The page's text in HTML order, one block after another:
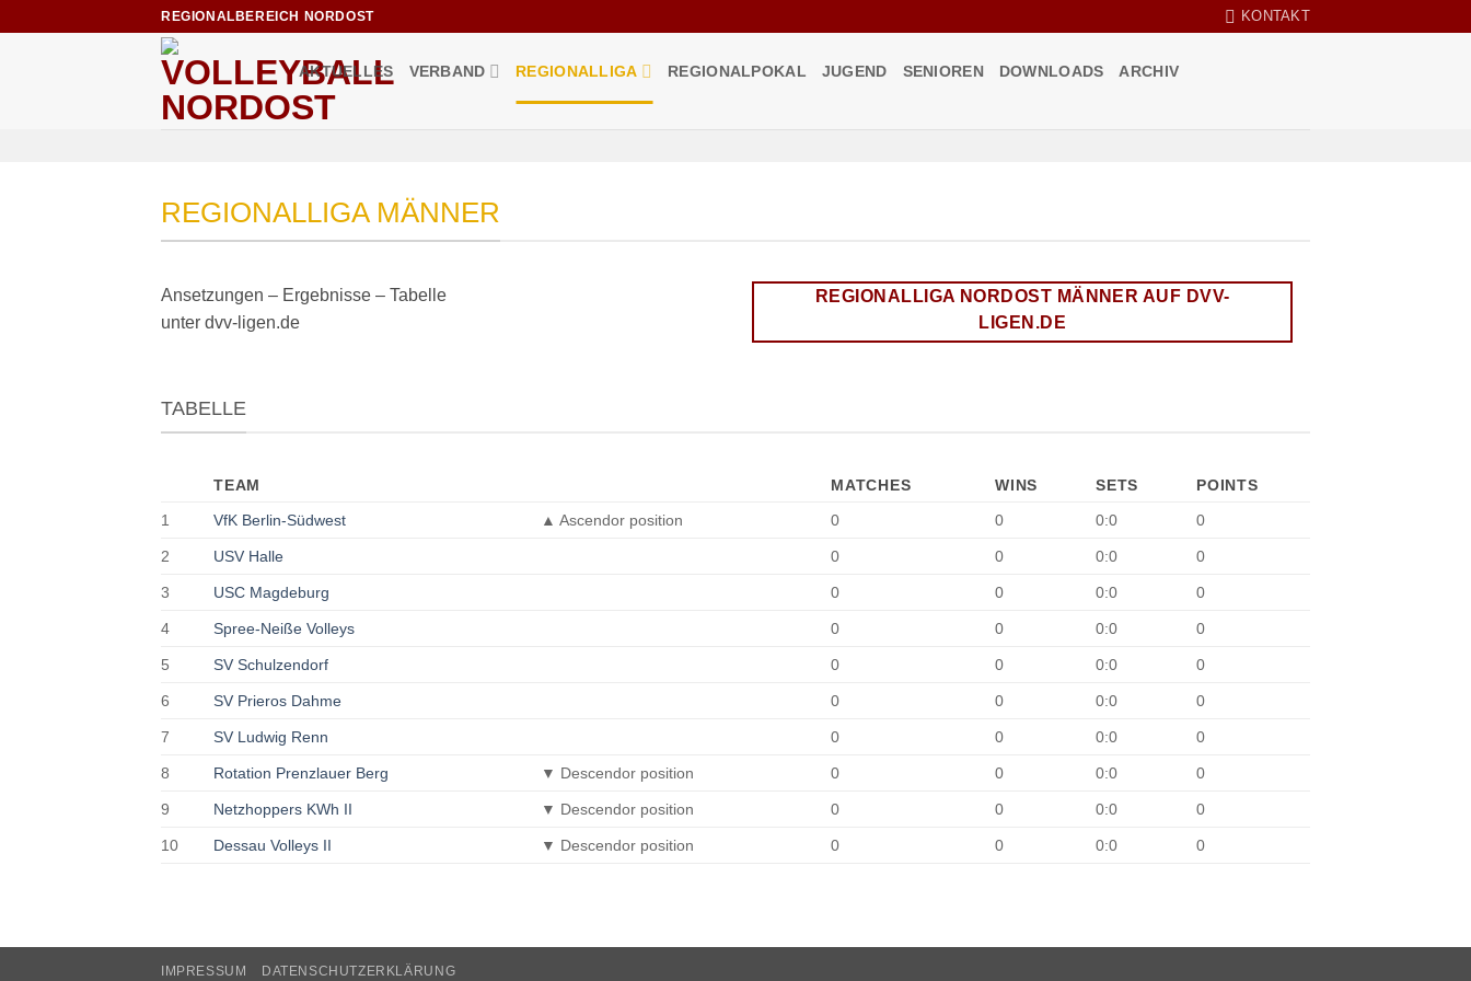
REGIONALBEREICH NORDOST KONTAKT
AKTUELLES VERBAND REGIONALLIGA REGIONALPOKAL JUGEND SENIOREN DOWNLOADS ARCHIV
des
Regionalbereichs
Volleyball
REGIONALLIGA MÄNNER
Ansetzungen – Ergebnisse – Tabelle
unter dvv-ligen.de
REGIONALLIGA NORDOST MÄNNER AUF DVV-
LIGEN.DE
TABELLE
TEAM MATCHES WINS SETS
POINTS
1
VfK Berlin-Südwest ▲Ascendor position 0 0 0:0 0
2 USV Halle 0 0 0:0 0
3 USC Magdeburg 0 0 0:0 0
4 Spree-Neiße Volleys 0 0 0:0 0
5 SV Schulzendorf 0 0 0:0 0
6 SV Prieros Dahme 0 0 0:0 0
7 SV Ludwig Renn 0 0 0:0 0
8 Rotation Prenzlauer Berg ▼ Descendor position 0 0 0:0 0
9 Netzhoppers KWh II ▼ Descendor position 0 0 0:0 0
10 Dessau Volleys II ▼ Descendor position 0 0 0:0 0
IMPRESSUM DATENSCHUTZERKLÄRUNG